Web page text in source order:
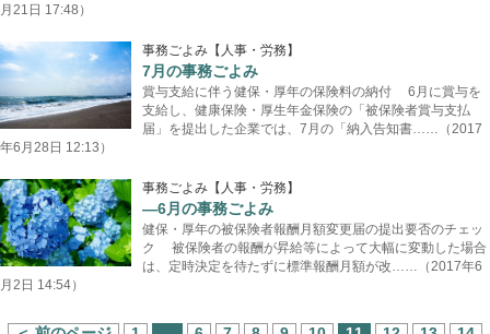
月21日 17:48）
事務ごよみ【人事・労務】
7月の事務ごよみ
賞与支給に伴う健保・厚年の保険料の納付 6月に賞与を
支給し、健康保険・厚生年金保険の「被保険者賞与支払
届」を提出した企業では、7月の「納入告知書……（2017
年6月28日 12:13）
事務ごよみ【人事・労務】
―6月の事務ごよみ
健保・厚年の被保険者報酬月額変更届の提出要否のチェッ
ク 被保険者の報酬が昇給等によって大幅に変動した場合
は、定時決定を待たずに標準報酬月額が改……（2017年6
月2日 14:54）